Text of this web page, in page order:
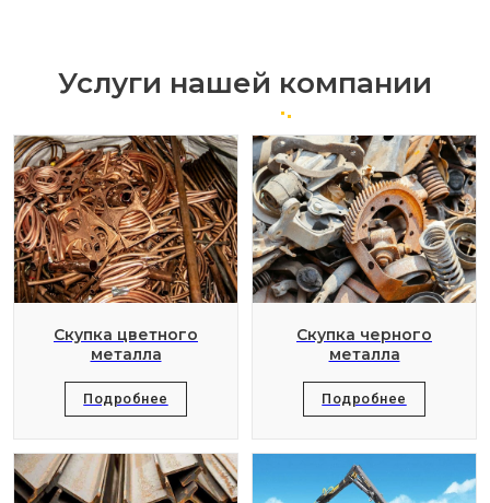
Услуги нашей компании
Скупка цветного
металла
Подробнее
Скупка черного
металла
Подробнее